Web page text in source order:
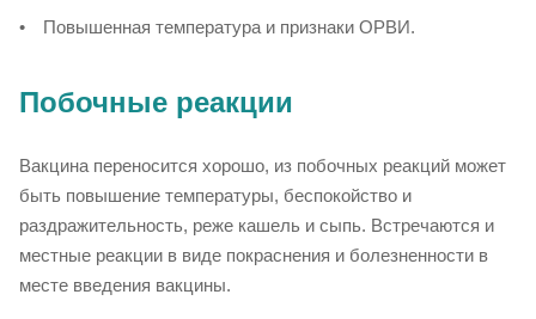
Повышенная температура и признаки ОРВИ.
Побочные реакции
Вакцина переносится хорошо, из побочных реакций может
быть повышение температуры, беспокойство и
раздражительность, реже кашель и сыпь. Встречаются и
местные реакции в виде покраснения и болезненности в
месте введения вакцины.